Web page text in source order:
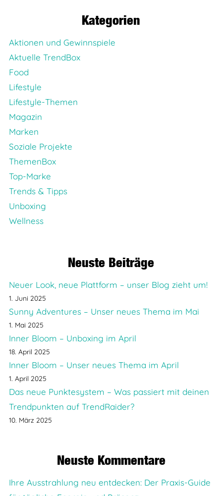
Kategorien
Aktionen und Gewinnspiele
Aktuelle TrendBox
Food
Lifestyle
Lifestyle-Themen
Magazin
Marken
Soziale Projekte
ThemenBox
Top-Marke
Trends & Tipps
Unboxing
Wellness
Neuste Beiträge
Neuer Look, neue Plattform – unser Blog zieht um!
1. Juni 2025
Sunny Adventures – Unser neues Thema im Mai
1. Mai 2025
Inner Bloom – Unboxing im April
18. April 2025
Inner Bloom – Unser neues Thema im April
1. April 2025
Das neue Punktesystem – Was passiert mit deinen
Trendpunkten auf TrendRaider?
10. März 2025
Neuste Kommentare
Ihre Ausstrahlung neu entdecken: Der Praxis-Guide